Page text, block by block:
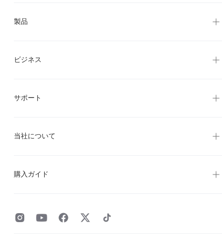
製品
ビジネス
サポート
当社について
購入ガイド